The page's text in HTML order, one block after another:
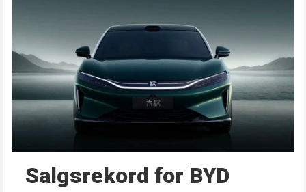
Salgsrekord for BYD